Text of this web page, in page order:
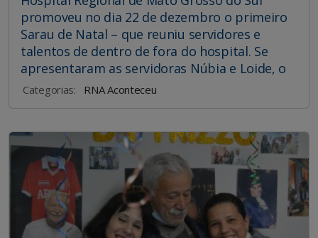
promoveu no dia 22 de dezembro o primeiro
Sarau de Natal – que reuniu servidores e
talentos de dentro de fora do hospital. Se
apresentaram as servidoras Núbia e Loide, o
Categorias: RNA Aconteceu